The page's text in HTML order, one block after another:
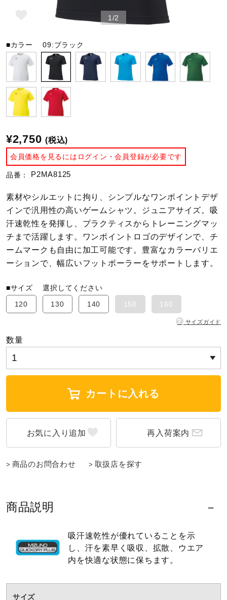
スイム
バレーボール
テニス／ソフトテニス
陸上競技
卓球
ソフトボール
ウィンタースポーツ
ウォーキングシューズ
ライフスタイルグッズ
インナー
寝具／ミズノスリープ
アウトドア／レイン
1/2
■カラー09:ブラック
¥2,750 (税込)
会員価格を見るにはログイン・会員登録が必要です
品番： P2MA8125
素材やシルエットに拘り、シンプルなワンポイントデザ
インで汎用性の高いゲームシャツ。ジュニアサイズ。吸
汗速乾性を発揮し、プラクティスからトレーニングマッ
チまで活躍します。ワンポイントロゴのデザインで、チ
ームマークも自由に加工可能です。豊富なカラーバリエ
ーションで、幅広いフットボーラーをサポートします。
■サイズ選択してください
120
130 140 150 160
? サイズガイド
数量
カートに入れる
再入荷案内
商品のお問合わせ 取扱店を探す
商品説明
吸汗速乾性が優れていることを示
し、汗を素早く吸収、拡散、ウエア
内を快適な状態に保ちます。
サイズ